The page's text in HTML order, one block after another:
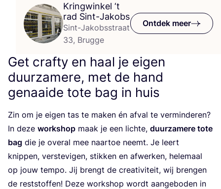
Kringwinkel ‘t
rad Sint-Jakobs
Sint-Jakobsstraat
33, Brugge
Ontdek meer
Get crafty en haal je eigen
duurzamere, met de hand
genaaide tote bag in huis
Zin om je eigen tas te maken én afval te ver­min­de­ren?
In deze work­shop maak je een lich­te, duur­za­me­re tote
bag die je over­al mee naar­toe neemt. Je leert
knip­pen, ver­ste­vi­gen, stik­ken en afwer­ken, hele­maal
op jouw tem­po. Jij brengt de cre­a­ti­vi­teit, wij bren­gen
de rest­stof­fen! Deze work­shop wordt aan­ge­bo­den in